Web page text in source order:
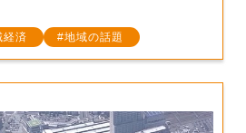
経済 地域の話題